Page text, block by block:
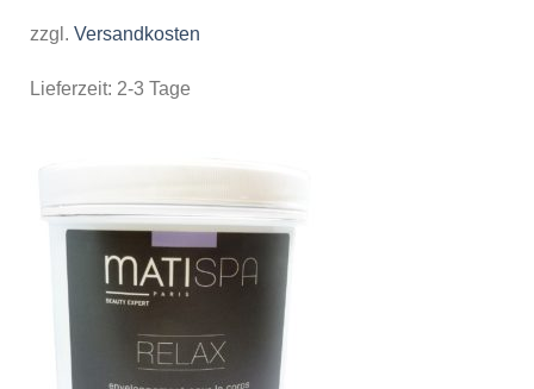
zzgl. Versandkosten
Lieferzeit: 2-3 Tage